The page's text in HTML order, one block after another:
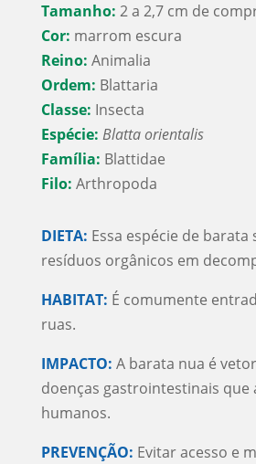
Tamanho: 2 a 2,7 cm de
Cor: marrom escura
Reino: Animalia
Ordem: Blattaria
Classe: Insecta
Espécie: Blatta orientalis
Família: Blattidae
Filo: Arthropoda
DIETA: Essa espécie de barata
resíduos orgânicos em
HABITAT: É comumente
ruas.
IMPACTO: A barata nua é
doenças gastrointestinais que
humanos.
PREVENÇÃO: Evitar acesso e